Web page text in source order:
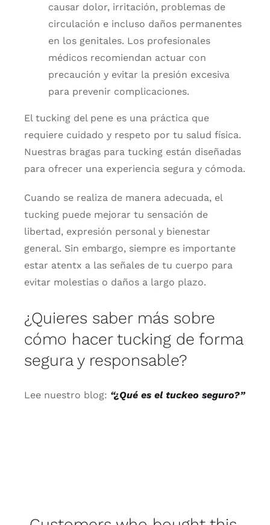
causar dolor, irritación, problemas de
circulación e incluso daños permanentes
en los genitales. Los profesionales
médicos recomiendan actuar con
precaución y evitar la presión excesiva
para prevenir complicaciones.
El tucking del pene es una práctica que
requiere cuidado y respeto por tu salud física.
Nuestras bragas para tucking están diseñadas
para ofrecer una experiencia segura y cómoda.
Cuando se realiza de manera adecuada, el
tucking puede mejorar tu sensación de
libertad, expresión personal y bienestar
general. Sin embargo, siempre es importante
estar atentx a las señales de tu cuerpo para
evitar molestias o daños a largo plazo.
¿Quieres saber más sobre
cómo hacertucking de forma
segura y responsable?
Lee nuestro blog: “¿Qué es el tuckeo seguro?”